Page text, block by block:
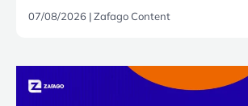
07/08/2026 |Zafago Content